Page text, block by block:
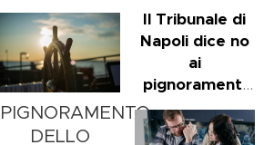
dell'Agenzia delle
Entrate
Riscossione
(AdER) è uno degli
eventi più
angoscianti per un
Il Tribunale di
Napoli dice no
ai
pignoramenti
fantasma.
PIGNORAMENTO
DELLO